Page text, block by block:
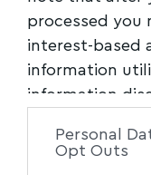
processed you
interest-based
information
information
of the further
Personal
Opt Outs